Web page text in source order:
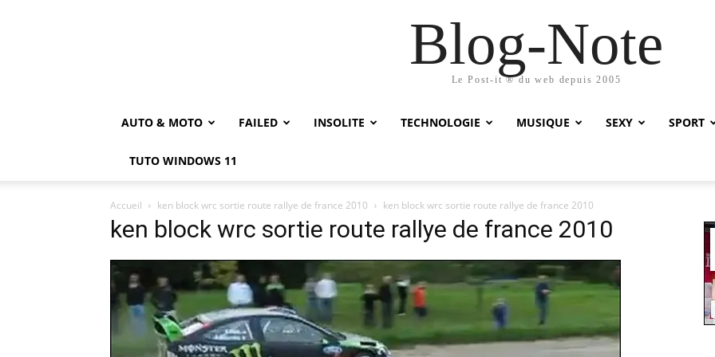
Blog-Note
Le Post-it ® du web depuis 2005
AUTO & MOTO FAILED INSOLITE TECHNOLOGIE MUSIQUE SEXY SPORT
TUTO WINDOWS 11
Accueil ken block wrc sortie route rallye de france 2010 ken block wrc sortie route rallye de france 2010
ken block wrc sortie route rallye de france 2010